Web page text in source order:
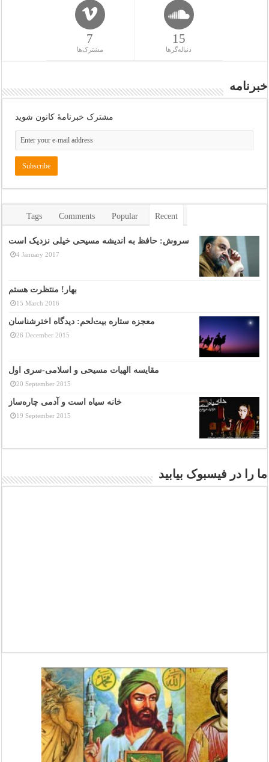
7
مشترک‌ها
15
دنباله‌گرها
خبرنامه
مشترک خبرنامهٔ کانون شوید
Recent
Popular
Comments
Tags
سروش: حافظ به اندیشه مسیحی خیلی نزدیک است
4 January 2017
بهار! منتظرت هستم
15 March 2016
معجزه ستاره بیت‌لحم: دیدگاه اخترشناسان
26 December 2015
مقایسه الهیات مسیحی و اسلامی-سری اول
20 September 2015
خانه سیاه است و آدمی چاره‌ساز
19 September 2015
ما را در فیسبوک بیابید